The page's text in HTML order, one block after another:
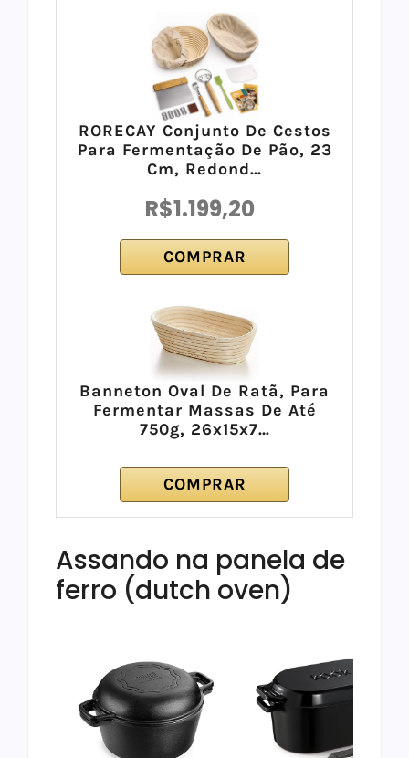
RORECAY Conjunto De Cestos
Para Fermentação De Pão, 23
Cm, Redond…
R$1.199,20
COMPRAR
Banneton Oval De Ratã, Para
Fermentar Massas De Até
750g, 26x15x7…
COMPRAR
Assando na panela de
ferro (dutch oven)